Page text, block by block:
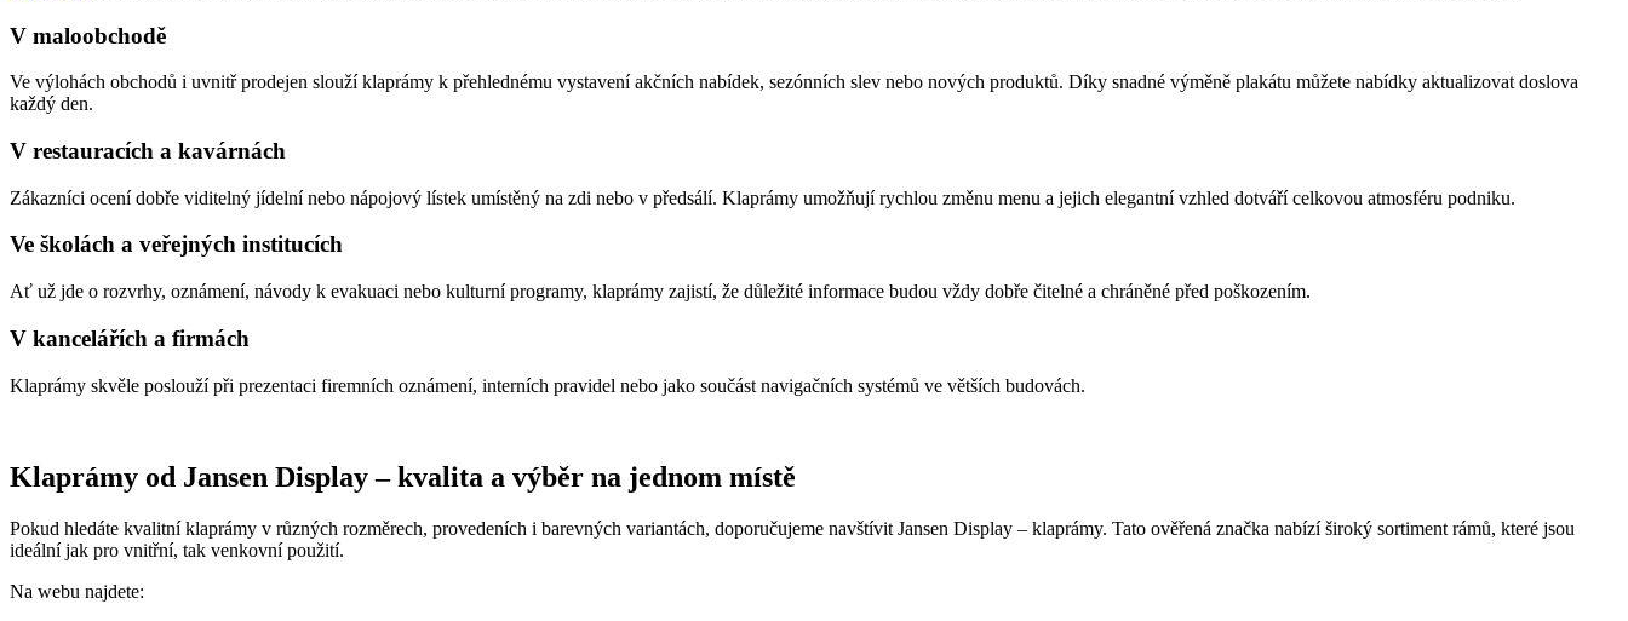
V maloobchodě
Ve výlohách obchodů i uvnitř prodejen slouží klaprámy k přehlednému vystavení akčních nabídek, sezónních slev nebo nových produktů. Díky snadné výměně plakátu můžete nabídky aktualizovat doslova
každý den.
V restauracích a kavárnách
Zákazníci ocení dobře viditelný jídelní nebo nápojový lístek umístěný na zdi nebo v předsálí. Klaprámy umožňují rychlou změnu menu a jejich elegantní vzhled dotváří celkovou atmosféru podniku.
Ve školách a veřejných institucích
Ať už jde o rozvrhy, oznámení, návody k evakuaci nebo kulturní programy, klaprámy zajistí, že důležité informace budou vždy dobře čitelné a chráněné před poškozením.
V kancelářích a firmách
Klaprámy skvěle poslouží při prezentaci firemních oznámení, interních pravidel nebo jako součást navigačních systémů ve větších budovách.
Klaprámy od Jansen Display – kvalita a výběr na jednom místě
Pokud hledáte kvalitní klaprámy v různých rozměrech, provedeních i barevných variantách, doporučujeme navštívit Jansen Display – klaprámy. Tato ověřená značka nabízí široký sortiment rámů, které jsou
ideální jak pro vnitřní, tak venkovní použití.
Na webu najdete: